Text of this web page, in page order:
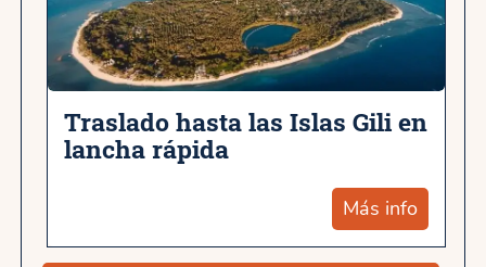
Traslado hasta las Islas Gili en
lancha rápida
Más info